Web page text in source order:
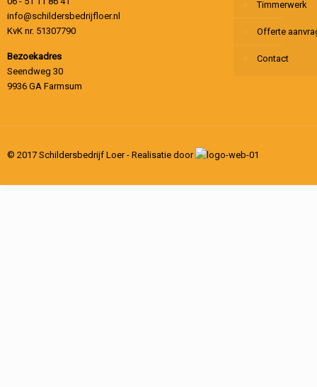
info@schildersbedrijfloer.nl
KvK nr. 51307790
Bezoekadres
Seendweg 30
9936 GA Farmsum
Timmerwerk
Offerte
Contact
© 2017 Schildersbedrijf Loer - Realisatie door